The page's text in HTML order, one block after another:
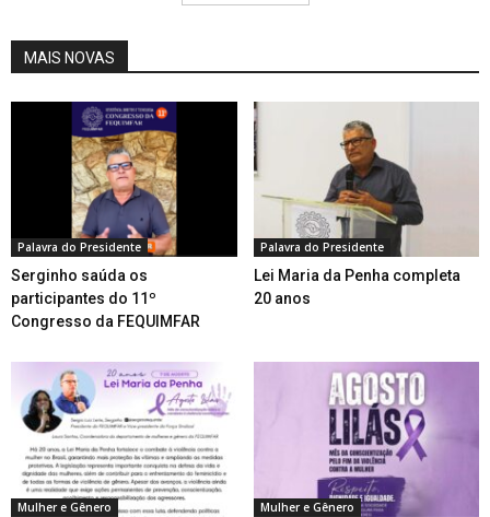
MAIS NOVAS
Palavra do Presidente
Serginho saúda os
participantes do 11º
Congresso da FEQUIMFAR
Palavra do Presidente
Lei Maria da Penha completa
20 anos
Mulher e Gênero Mulher e Gênero